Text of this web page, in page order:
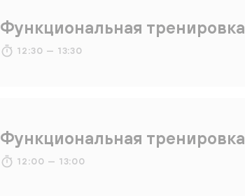
Функциональная тренировка
12:30 — 13:30
Функциональная тренировка
12:00 — 13:00